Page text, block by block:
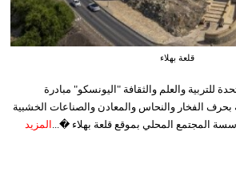
قلعة بهلاء
للتربية والعلم والثقافة "اليونسكو" مبادرة
بحرف الفخار والنحاس والمعادن والصناعات الخشبية
المجتمع المحلي بموقع قلعة بهلاء �... المزيد